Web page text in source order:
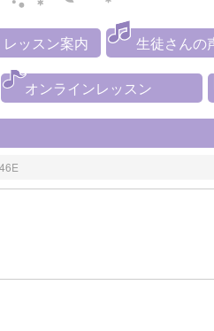
レッスン案内 生徒さんの
オンラインレッスン